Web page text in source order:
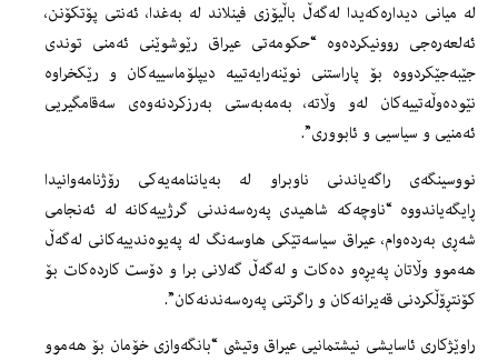
لە میانی دیدارەکەیدا لەگەڵ باڵیۆزی فینلاند لە بەغدا، ئەنتی پۆتکۆنن،
ئەلعەرەجی روونیکردەوە “حکومەتی عیراق رێوشوێنی ئەمنی توندی
جێبەجێکردووە بۆ پاراستنی نوێنەرایەتییە دیپلۆماسییەکان و رێکخراوە
نێودەوڵەتییەکان لەو وڵاتە، بەمەبەستی بەرزکردنەوەی سەقامگیریی
ئەمنیی و سیاسیی و ئابووری”.
نووسینگەی راگەیاندنی ناوبراو لە بەیاننامەیەکی رۆژنامەوانیدا
ڕایگەیاندووە “ناوچەکە شاهیدی پەرەسەندنی گرژییەکانە لە ئەنجامی
شەڕی بەردەوام، عیراق سیاسەتێکی هاوسەنگ لە پەیوەندییەکانی لەگەڵ
هەموو وڵاتان پەیڕەو دەکات و لەگەڵ گەلانی برا و دۆست کاردەکات بۆ
کۆنتڕۆڵکردنی قەیرانەکان و راگرتنی پەرەسەندنەکان”.
راوێژکاری ئاسایشی نیشتمانیی عیراق وتیشى “بانگەوازی خۆمان بۆ هەموو